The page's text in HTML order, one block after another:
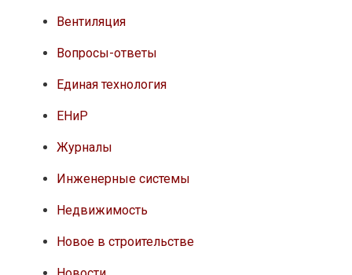
Вентиляция
Вопросы-ответы
Единая технология
ЕНиР
Журналы
Инженерные системы
Недвижимость
Новое в строительстве